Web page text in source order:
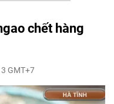
chết hàng
GMT+7